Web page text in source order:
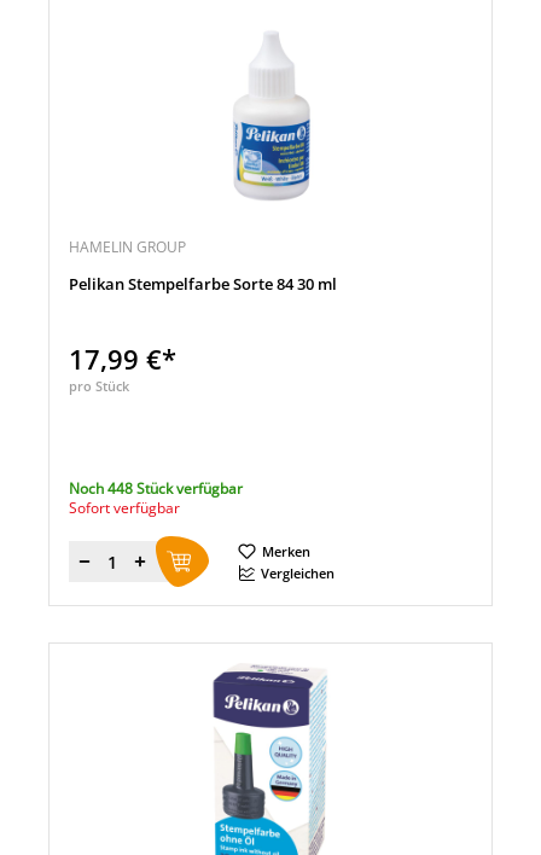
HAMELIN GROUP
Pelikan Stempelfarbe Sorte 84 30 ml
17,99 €*
pro Stück
Noch 448 Stück verfügbar
Sofort verfügbar
Menge
Merken
Vergleichen